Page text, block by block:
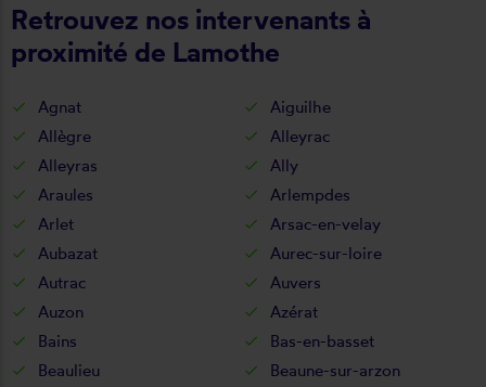
de la pose je recommande ????
Retrouvez nos intervenants à
proximité de Lamothe
Agnat
Aiguilhe
Allègre
Alleyrac
Alleyras
Ally
Araules
Arlempdes
Arlet
Arsac-en-velay
Aubazat
Aurec-sur-loire
Autrac
Auvers
Auzon
Azérat
Bains
Bas-en-basset
Beaulieu
Beaune-sur-arzon